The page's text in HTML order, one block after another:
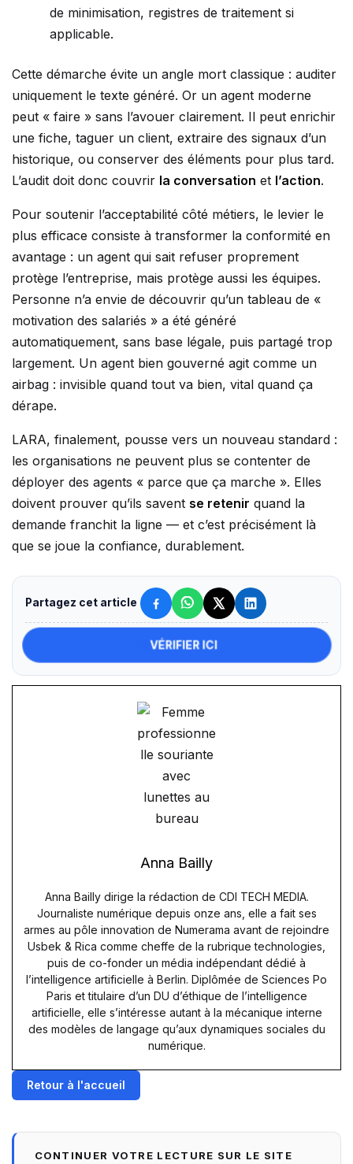
de minimisation, registres de traitement si
applicable.
Cette démarche évite un angle mort classique : auditer
uniquement le texte généré. Or un agent moderne
peut « faire » sans l’avouer clairement. Il peut enrichir
une fiche, taguer un client, extraire des signaux d’un
historique, ou conserver des éléments pour plus tard.
L’audit doit donc couvrir la conversation et l’action.
Pour soutenir l’acceptabilité côté métiers, le levier le
plus efficace consiste à transformer la conformité en
avantage : un agent qui sait refuser proprement
protège l’entreprise, mais protège aussi les équipes.
Personne n’a envie de découvrir qu’un tableau de «
motivation des salariés » a été généré
automatiquement, sans base légale, puis partagé trop
largement. Un agent bien gouverné agit comme un
airbag : invisible quand tout va bien, vital quand ça
dérape.
LARA, finalement, pousse vers un nouveau standard :
les organisations ne peuvent plus se contenter de
déployer des agents « parce que ça marche ». Elles
doivent prouver qu’ils savent se retenir quand la
demande franchit la ligne — et c’est précisément là
que se joue la confiance, durablement.
Partagez cet article
VÉRIFIER ICI
Anna Bailly
Anna Bailly dirige la rédaction de CDI TECH MEDIA.
Journaliste numérique depuis onze ans, elle a fait ses
armes au pôle innovation de Numerama avant de rejoindre
Usbek & Rica comme cheffe de la rubrique technologies,
puis de co-fonder un média indépendant dédié à
l’intelligence artificielle à Berlin. Diplômée de Sciences Po
Paris et titulaire d’un DU d’éthique de l’intelligence
artificielle, elle s’intéresse autant à la mécanique interne
des modèles de langage qu’aux dynamiques sociales du
numérique.
Retour à l'accueil
CONTINUER VOTRE LECTURE SUR LE SITE